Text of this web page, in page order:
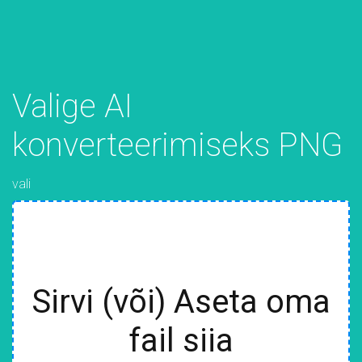
Valige AI
konverteerimiseks PNG
vali
Sirvi (või) Aseta oma
fail siia